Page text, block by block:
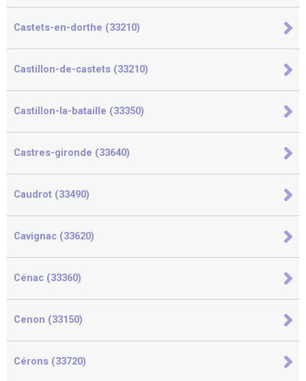
Castets-en-dorthe (33210)
Castillon-de-castets (33210)
Castillon-la-bataille (33350)
Castres-gironde (33640)
Caudrot (33490)
Cavignac (33620)
Cénac (33360)
Cenon (33150)
Cérons (33720)